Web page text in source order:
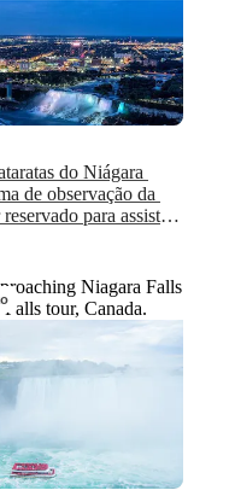
do Niágara
de observação da
para assistir
Niagara Falls
tour, Canada.